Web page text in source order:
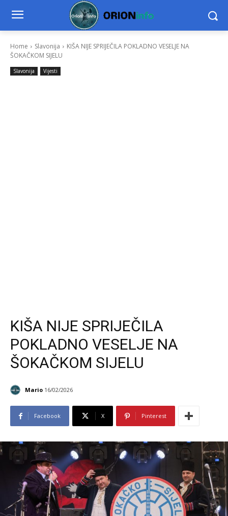
Home Slavonija
KIŠA NIJE SPRIJEČILA POKLADNO VESELJE NA
ŠOKAČKOM SIJELU
Slavonija Vijesti
KIŠA NIJE SPRIJEČILA
POKLADNO VESELJE NA
ŠOKAČKOM SIJELU
Mario 16/02/2026
Facebook X Pinterest